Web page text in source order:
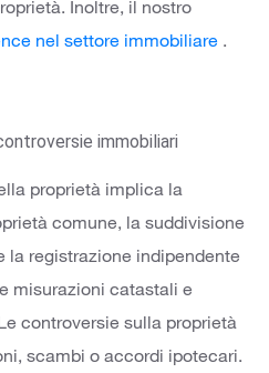
Inoltre, il nostro
nel settore immobiliare .
immobiliari
proprietà implica la
comune, la suddivisione
la registrazione indipendente
misurazioni catastali e
controversie sulla proprietà
scambi o accordi ipotecari.